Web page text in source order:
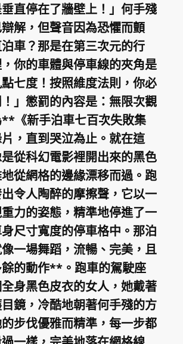
直停在了牆壁上！」何手殘
解，但聲音因為恐懼而顫
車？那是在第三次元的行
你的車體與停車線的夾角是
七度！按照維度法則，你必
」懲罰的內容是：無限次觀
《新手泊車七百次失敗集
，直到哭泣為止。就在這
從科幻電影裡開出來的黑色
從網格的邊緣漂移而過。跑
令人陶醉的摩擦聲，它以一
力的姿態，精準地停進了一
尺寸寬度的停車格中。那泊
一場舞蹈，流暢、完美，且
的動作**。跑車的駕駛座
身黑色皮衣的女人，她戴著
鏡，冷酷地朝著何手殘的方
步伐優雅而精準，每一步都